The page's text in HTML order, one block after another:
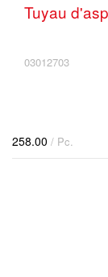
Tuyau
03012703
258.00 / Pc.